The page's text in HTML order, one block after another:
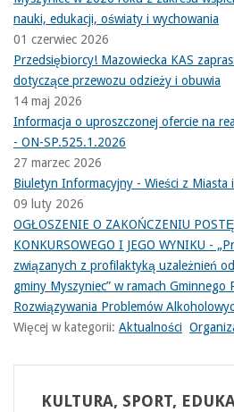
nauki, edukacji, oświaty i wychowania
01 czerwiec 2026
Przedsiębiorcy! Mazowiecka KAS
dotyczące przewozu odzieży i obuwia
14 maj 2026
Informacja o uproszczonej ofercie na
- ON-SP.525.1.2026
27 marzec 2026
Biuletyn Informacyjny - Wieści z Miasta
09 luty 2026
OGŁOSZENIE O ZAKOŃCZENIU
KONKURSOWEGO I JEGO WYNIKU -
związanych z profilaktyką uzależnień
gminy Myszyniec” w ramach
Rozwiązywania Problemów
Więcej w kategorii: Aktualności
KULTURA, SPORT,